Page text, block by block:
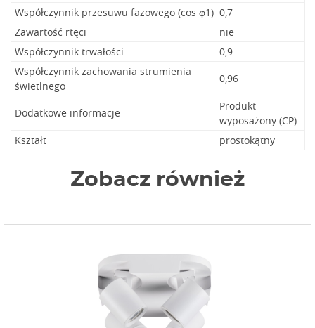
Współczynnik przesuwu fazowego (cos φ1) 0,7
Zawartość rtęci
nie
Współczynnik trwałości
0,9
Współczynnik zachowania strumienia
świetlnego
0,96
Dodatkowe informacje
Produkt
wyposażony (CP)
Kształt
prostokątny
Zobacz również